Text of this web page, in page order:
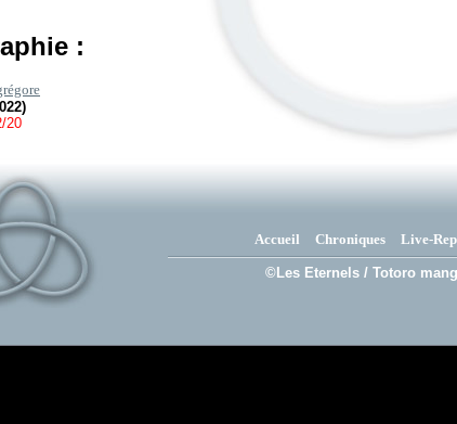
:
20
Accueil Chroniques Live-
©Les Eternels / Totoro